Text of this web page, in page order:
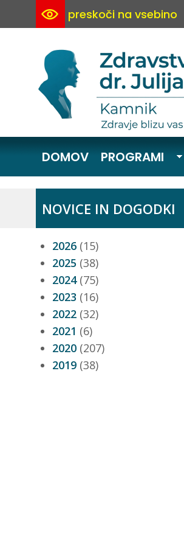
preskoči na vsebino
DOMOV PROGRAMI
NOVICE IN DOGODKI
2026 (15)
2025 (38)
2024(75)
2023 (16)
2022 (32)
2021 (6)
2020 (207)
2019 (38)